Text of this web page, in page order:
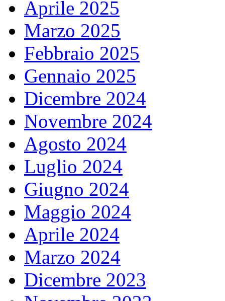
Aprile 2025
Marzo 2025
Febbraio 2025
Gennaio 2025
Dicembre 2024
Novembre 2024
Agosto 2024
Luglio 2024
Giugno 2024
Maggio 2024
Aprile 2024
Marzo 2024
Dicembre 2023